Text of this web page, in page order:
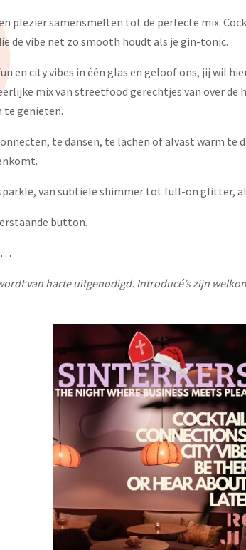
plezier samensmelten tot de perfecte mix.
de vibe net zo smooth houdt als je gin-tonic.
en city vibes in één glas en geloof ons, jij wil
mix van streetfood gerechtjes van over de
te genieten.
te dansen, te lachen of alvast warm te
van subtiele shimmer tot full-on glitter,
button.
van harte uitgenodigd. Introducé’s zijn